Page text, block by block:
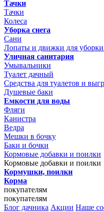
Тачки
Тачки
Колеса
Уборка снега
Сани
Лопаты и движки для уборки
Уличная санитария
Умывальники
Туалет дачный
Средства для туалетов и
Душевые баки
Емкости для воды
Фляги
Канистра
Ведра
Мешки в бочку
Баки и бочки
Кормовые добавки и поилки
Кормовые добавки и поилки
Кормушки, поилки
Корма
покупателям
покупателям
Блог дачника Акции Наше